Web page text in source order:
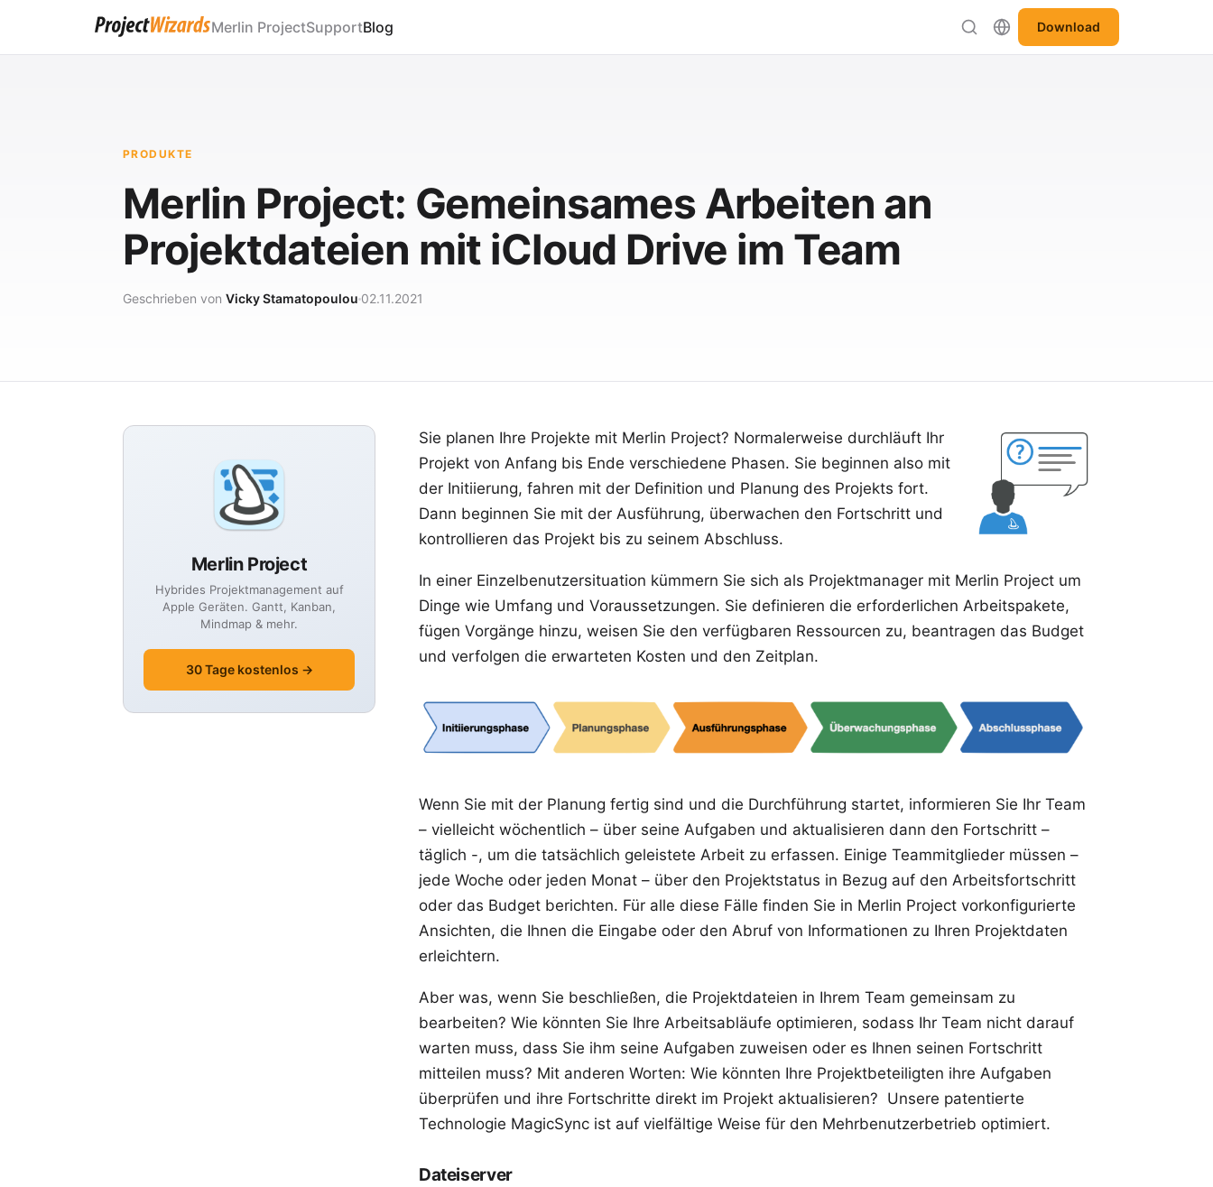
Merlin ProjectSupportBlog Download
PRODUKTE
Merlin Project: Gemeinsames Arbeiten an
Projektdateien mit iCloud Drive im Team
Geschrieben von Vicky Stamatopoulou 02.11.2021
Merlin Project
Hybrides Projektmanagement auf
Apple Geräten. Gantt, Kanban,
Mindmap & mehr.
30 Tage kostenlos →
Sie planen Ihre Projekte mit Merlin Project? Normalerweise durchläuft Ihr
Projekt von Anfang bis Ende verschiedene Phasen. Sie beginnen also mit
der Initiierung, fahren mit der Definition und Planung des Projekts fort.
Dann beginnen Sie mit der Ausführung, überwachen den Fortschritt und
kontrollieren das Projekt bis zu seinem Abschluss.
In einer Einzelbenutzersituation kümmern Sie sich als Projektmanager mit Merlin Project um
Dinge wie Umfang und Voraussetzungen. Sie definieren die erforderlichen Arbeitspakete,
fügen Vorgänge hinzu, weisen Sie den verfügbaren Ressourcen zu, beantragen das Budget
und verfolgen die erwarteten Kosten und den Zeitplan.
Wenn Sie mit der Planung fertig sind und die Durchführung startet, informieren Sie Ihr Team
– vielleicht wöchentlich – über seine Aufgaben und aktualisieren dann den Fortschritt –
täglich -, um die tatsächlich geleistete Arbeit zu erfassen. Einige Teammitglieder müssen –
jede Woche oder jeden Monat – über den Projektstatus in Bezug auf den Arbeitsfortschritt
oder das Budget berichten. Für alle diese Fälle finden Sie in Merlin Project vorkonfigurierte
Ansichten, die Ihnen die Eingabe oder den Abruf von Informationen zu Ihren Projektdaten
erleichtern.
Aber was, wenn Sie beschließen, die Projektdateien in Ihrem Team gemeinsam zu
bearbeiten? Wie könnten Sie Ihre Arbeitsabläufe optimieren, sodass Ihr Team nicht darauf
warten muss, dass Sie ihm seine Aufgaben zuweisen oder es Ihnen seinen Fortschritt
mitteilen muss? Mit anderen Worten: Wie könnten Ihre Projektbeteiligten ihre Aufgaben
überprüfen und ihre Fortschritte direkt im Projekt aktualisieren? Unsere patentierte
Technologie MagicSync ist auf vielfältige Weise für den Mehrbenutzerbetrieb optimiert.
Dateiserver